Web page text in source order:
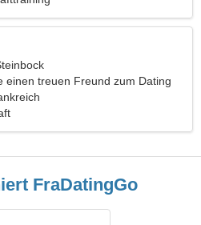
einen treuen Freund zum Dating
FraDatingGo